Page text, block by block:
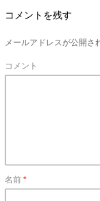
コメントを残す
メールアドレスが公開さ
コメント
名前 *